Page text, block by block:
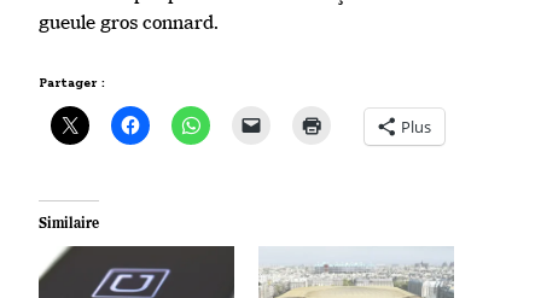
gueule gros connard.
Partager :
Plus
Similaire